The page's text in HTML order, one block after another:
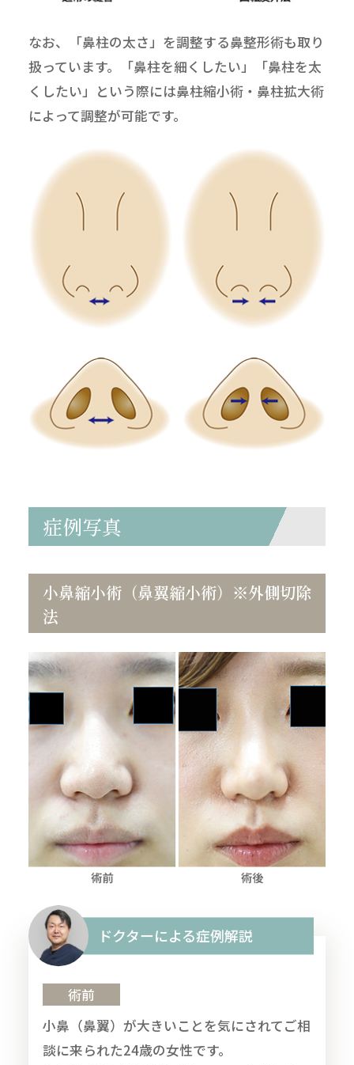
なお、「鼻柱の太さ」を調整する鼻整形術も取り
扱っています。「鼻柱を細くしたい」「鼻柱を太
くしたい」という際には鼻柱縮小術・鼻柱拡大術
によって調整が可能です。
症例写真
小鼻縮小術（鼻翼縮小術）※外側切除
法
ドクターによる症例解説
術前
小鼻（鼻翼）が大きいことを気にされてご相
談に来られた24歳の女性です。